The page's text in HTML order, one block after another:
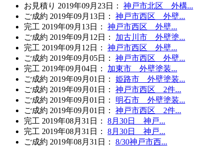
お見積り 2019年09月23日 ：
神戸市北区 外構...
ご成約 2019年09月13日 ：
神戸市西区 外壁...
完工 2019年09月13日 ：
神戸市西区 外壁...
ご成約 2019年09月12日 ：
加古川市 外壁塗...
完工 2019年09月12日 ：
神戸市西区 外壁...
ご成約 2019年09月05日 ：
神戸市西区 外壁...
完工 2019年09月04日 ：
加東市 外壁塗装...
ご成約 2019年09月01日 ：
姫路市 外壁塗装...
ご成約 2019年09月01日 ：
神戸市西区 2件...
ご成約 2019年09月01日 ：
明石市 外壁塗装...
ご成約 2019年09月01日 ：
神戸市西区 2件...
完工 2019年08月31日 ：
8月30日 神戸...
完工 2019年08月31日 ：
8月30日 神戸...
ご成約 2019年08月31日 ：
8/30神戸市西...